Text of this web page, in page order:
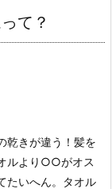
て？
乾きが違う！髪を
ルより○○がオス
いへん。
タオル